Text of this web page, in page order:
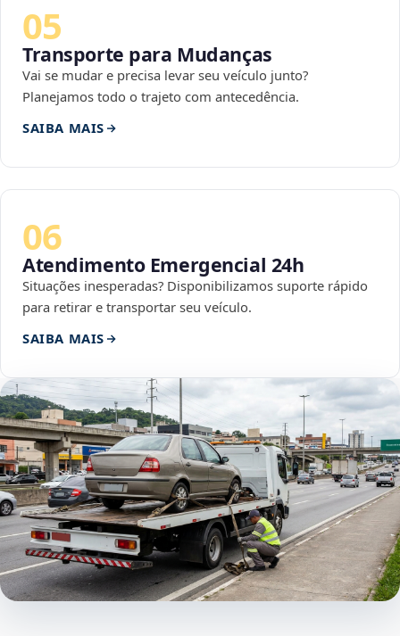
05
Transporte para Mudanças
Vai se mudar e precisa levar seu veículo junto?
Planejamos todo o trajeto com antecedência.
SAIBA MAIS
06
Atendimento Emergencial 24h
Situações inesperadas? Disponibilizamos suporte rápido
para retirar e transportar seu veículo.
SAIBA MAIS